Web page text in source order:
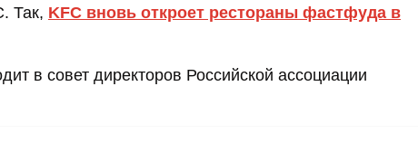
Так, KFC вновь откроет рестораны фастфуда в
в совет директоров Российской ассоциации